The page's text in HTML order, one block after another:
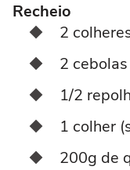
Recheio
2
2
1/2
1 colher
200g de